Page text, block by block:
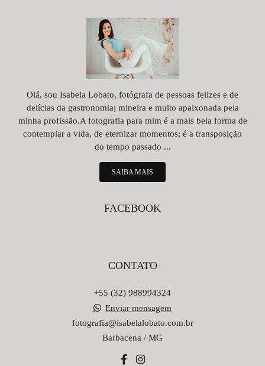
Olá, sou Isabela Lobato, fotógrafa de pessoas felizes e de
delícias da gastronomia; mineira e muito apaixonada pela
minha profissão.A fotografia para mim é a mais bela forma de
contemplar a vida, de eternizar momentos; é a transposição
do tempo passado ...
SAIBA MAIS
FACEBOOK
CONTATO
+55 (32) 988994324
Enviar mensagem
fotografia@isabelalobato.com.br
Barbacena / MG